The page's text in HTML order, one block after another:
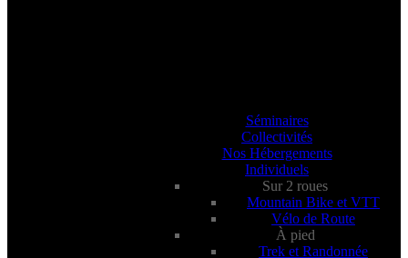
Séminaires
Collectivités
Nos Hébergements
Individuels
Sur 2 roues
Mountain Bike et VTT
Vélo de Route
À pied
Trek et Randonnée